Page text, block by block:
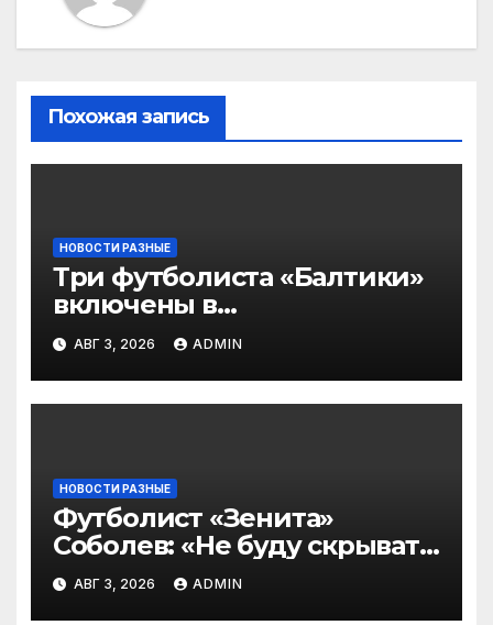
Похожая запись
НОВОСТИ РАЗНЫЕ
Три футболиста «Балтики»
включены в
символическую сборную
2‑го тура РПЛ по версии
подписчиков МАТЧ
ПРЕМЬЕР
АВГ 3, 2026 ADMIN
НОВОСТИ РАЗНЫЕ
Футболист «Зенита»
Соболев: «Не буду скрывать
— в Оренбурге всегда
тяжело играть»
АВГ 3, 2026 ADMIN